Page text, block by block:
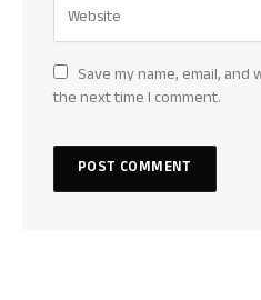
Save my name, email,
the next time I comment.